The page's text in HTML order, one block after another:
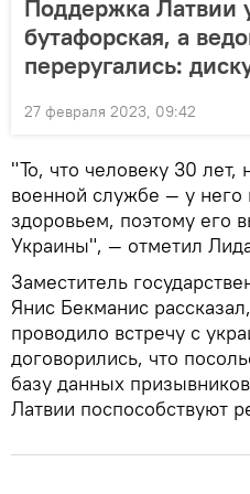
Поддержка Латвии
бутафорская, а
переругались:
27 февраля 2023, 09:42
"То, что человеку 30 лет,
военной службе — у
здоровьем, поэтому его
Украины", — отметил
Заместитель
Янис Бекманис
проводило встречу с
договорились, что
базу данных
Латвии поспособствуют